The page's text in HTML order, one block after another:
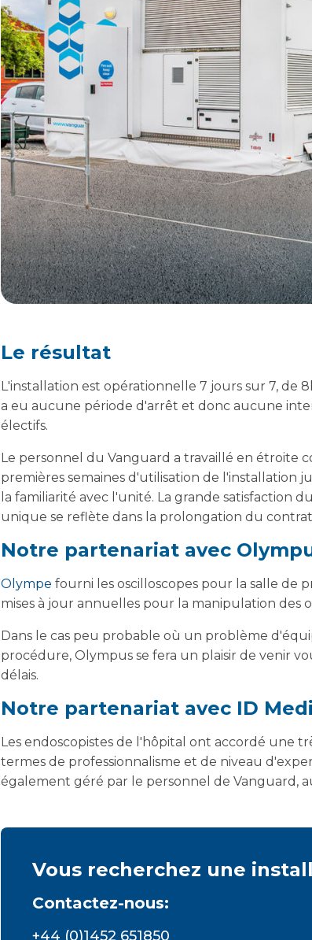
Le résultat
L'installation est opérationnelle 7 jours sur 7, de
a eu aucune période d'arrêt et donc aucune
électifs.
Le personnel du Vanguard a travaillé en étroite
premières semaines d'utilisation de
la familiarité avec l'unité. La grande satisfaction
unique se reflète dans la prolongation du
Notre partenariat avec
Olympe fourni les oscilloscopes pour la salle
mises à jour annuelles pour la manipulation des
Dans le cas peu probable où un problème
procédure, Olympus se fera un plaisir de venir
délais.
Notre partenariat avec ID
Les endoscopistes de l'hôpital ont accordé une
termes de professionnalisme et de niveau
également géré par le personnel de Vanguard,
Vous recherchez une
Contactez-nous:
+44 (0)1452 651850